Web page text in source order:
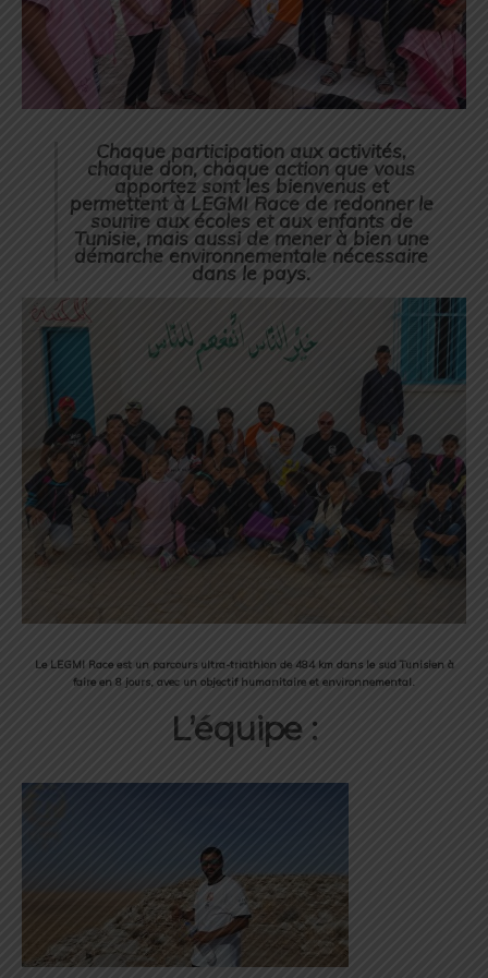
Chaque participation aux activités,
chaque don, chaque action que vous
apportez sont les bienvenus et
permettent à LEGMI Race de redonner le
sourire aux écoles et aux enfants de
Tunisie, mais aussi de mener à bien une
démarche environnementale nécessaire
dans le pays.
Le LEGMI Race est un parcours ultra-triathlon de 484 km dans le sud Tunisien à
faire en 8 jours, avec un objectif humanitaire et environnemental.
L’équipe :